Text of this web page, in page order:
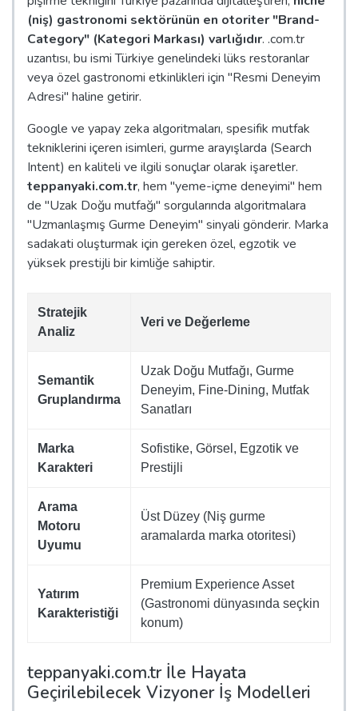
(niş) gastronomi sektörünün en otoriter "Brand-
Category" (Kategori Markası) varlığıdır. .com.tr
uzantısı, bu ismi Türkiye genelindeki lüks restoranlar
veya özel gastronomi etkinlikleri için "Resmi Deneyim
Adresi" haline getirir.
Google ve yapay zeka algoritmaları, spesifik mutfak
tekniklerini içeren isimleri, gurme arayışlarda (Search
Intent) en kaliteli ve ilgili sonuçlar olarak işaretler.
teppanyaki.com.tr, hem "yeme-içme deneyimi" hem
de "Uzak Doğu mutfağı" sorgularında algoritmalara
"Uzmanlaşmış Gurme Deneyim" sinyali gönderir. Marka
sadakati oluşturmak için gereken özel, egzotik ve
yüksek prestijli bir kimliğe sahiptir.
Stratejik
Analiz
Veri ve Değerleme
Semantik
Gruplandırma
Uzak Doğu Mutfağı, Gurme
Deneyim, Fine-Dining, Mutfak
Sanatları
Marka
Karakteri
Sofistike, Görsel, Egzotik ve
Prestijli
Arama
Motoru
Uyumu
Üst Düzey (Niş gurme
aramalarda marka otoritesi)
Yatırım
Karakteristiği
Premium Experience Asset
(Gastronomi dünyasında seçkin
konum)
teppanyaki.com.tr İle Hayata
Geçirilebilecek Vizyoner İş Modelleri